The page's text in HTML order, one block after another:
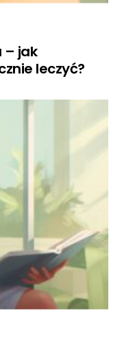
– jak
leczyć?